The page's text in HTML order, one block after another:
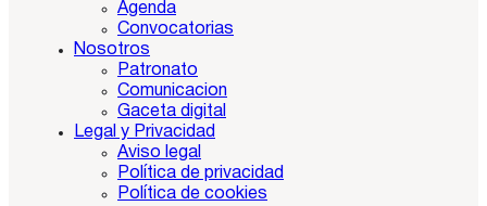
Agenda
Convocatorias
Nosotros
Patronato
Comunicacion
Gaceta digital
Legal y Privacidad
Aviso legal
Política de privacidad
Política de cookies